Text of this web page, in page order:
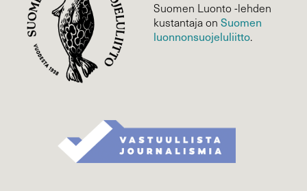
Suomen Luonto -lehden
kustantaja on Suomen
luonnonsuojelu­liitto.